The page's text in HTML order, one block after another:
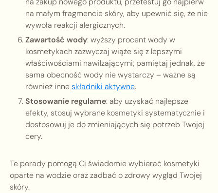
na małym fragmencie skóry, aby upewnić się, że nie
wywoła reakcji alergicznych.
Zawartość wody: wyższy procent wody w
kosmetykach zazwyczaj wiąże się z lepszymi
właściwościami nawilżającymi; pamiętaj jednak, że
sama obecność wody nie wystarczy – ważne są
również inneskładniki aktywne.
Stosowanie regularne: aby uzyskać najlepsze
efekty, stosuj wybrane kosmetyki systematycznie i
dostosowuj je do zmieniających się potrzeb Twojej
cery.
Te porady pomogą Ci świadomie wybierać kosmetyki
oparte na wodzie oraz zadbać o zdrowy wygląd Twojej
skóry.